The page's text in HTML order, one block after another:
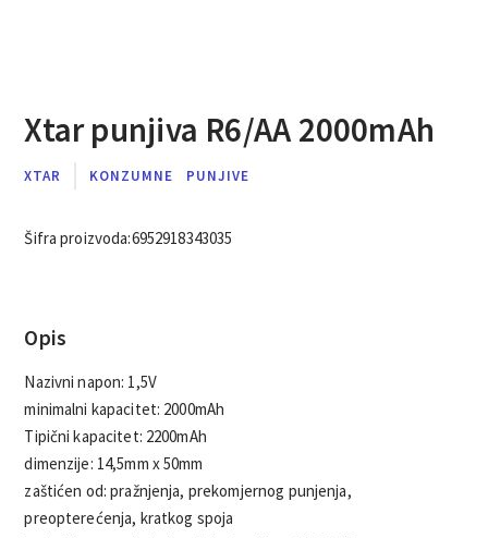
Xtar punjiva R6/AA 2000mAh
XTAR KONZUMNE PUNJIVE
Šifra proizvoda:6952918343035
Opis
Nazivni napon: 1,5V
minimalni kapacitet: 2000mAh
Tipični kapacitet: 2200mAh
dimenzije: 14,5mm x 50mm
zaštićen od: pražnjenja, prekomjernog punjenja,
preopterećenja, kratkog spoja